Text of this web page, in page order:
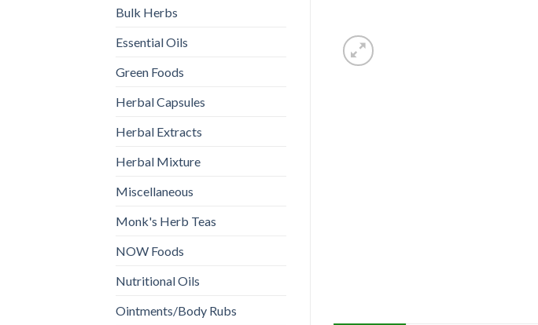
Bulk Herbs
Essential Oils
Green Foods
Herbal Capsules
Herbal Extracts
Herbal Mixture
Miscellaneous
Monk's Herb Teas
NOW Foods
Nutritional Oils
Ointments/Body Rubs